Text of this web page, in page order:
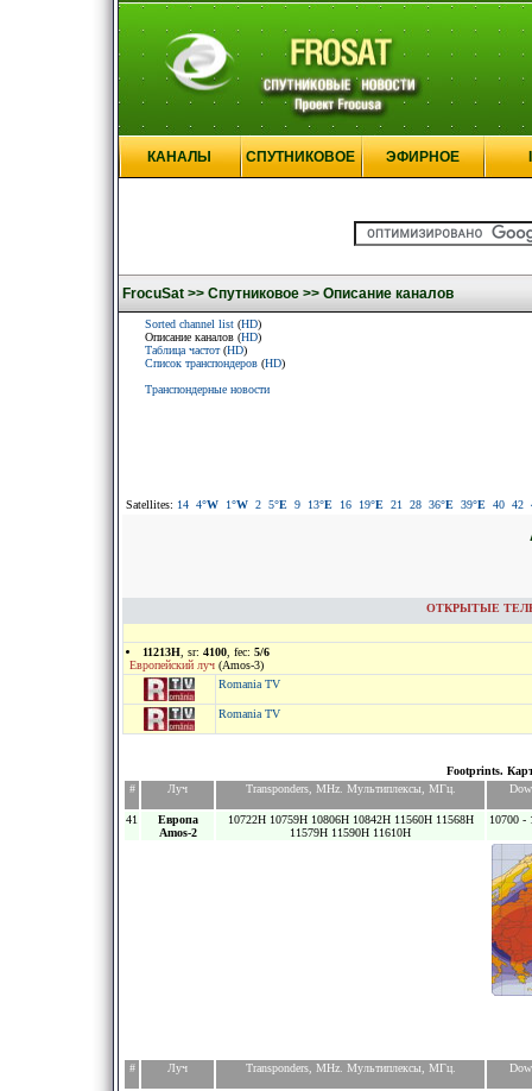
КАНАЛЫ СПУТНИКОВОЕ ЭФИРНОЕ
FrocuSat >> Спутниковое >> Описание каналов
Sorted channel list (HD)
Описание каналов (HD)
Таблица частот(HD)
Список транспондеров (HD)
Транспондерные новости
Satellites: 14 4°W 1°W 2 5°E 9 13°E 16 19°E 21 28 36°E 39°E 40 42
ОТКРЫТЫЕ
11213H , sr: 4100 , fec: 5/6
Европейский луч (Amos-3)
Romania TV
Romania TV
Footprints.
#
Луч Transponders, MHz. Мультиплексы, МГц.
41
Европа
Amos-2
10722H 10759H 10806H 10842H 11560H 11568H
11579H 11590H 11610H
10700 -
# Луч Transponders, MHz. Мультиплексы, МГц.